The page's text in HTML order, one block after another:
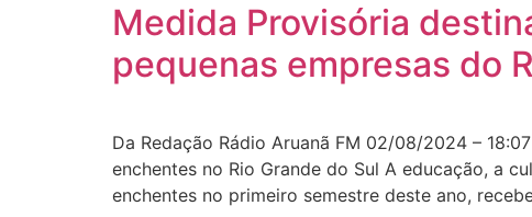
Medida Provisória
pequenas empresas do
Da Redação Rádio Aruanã FM 02/08/2024 –
enchentes no Rio Grande do Sul A educação, a
enchentes no primeiro semestre deste ano,